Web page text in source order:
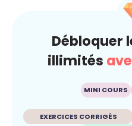
Débloquer
illimités
MINI COURS
EXERCICES CORRIGÉS